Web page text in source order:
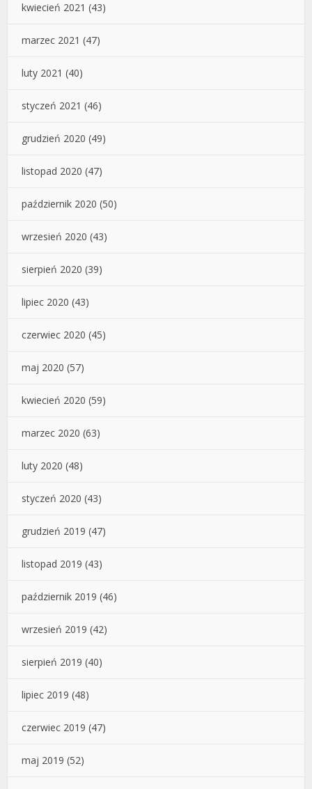
kwiecień 2021 (43)
marzec 2021 (47)
luty 2021 (40)
styczeń 2021 (46)
grudzień 2020 (49)
listopad 2020 (47)
październik 2020 (50)
wrzesień 2020 (43)
sierpień 2020 (39)
lipiec 2020 (43)
czerwiec 2020 (45)
maj 2020 (57)
kwiecień 2020 (59)
marzec 2020 (63)
luty 2020 (48)
styczeń 2020 (43)
grudzień 2019 (47)
listopad 2019 (43)
październik 2019 (46)
wrzesień 2019 (42)
sierpień 2019 (40)
lipiec 2019 (48)
czerwiec 2019 (47)
maj 2019 (52)